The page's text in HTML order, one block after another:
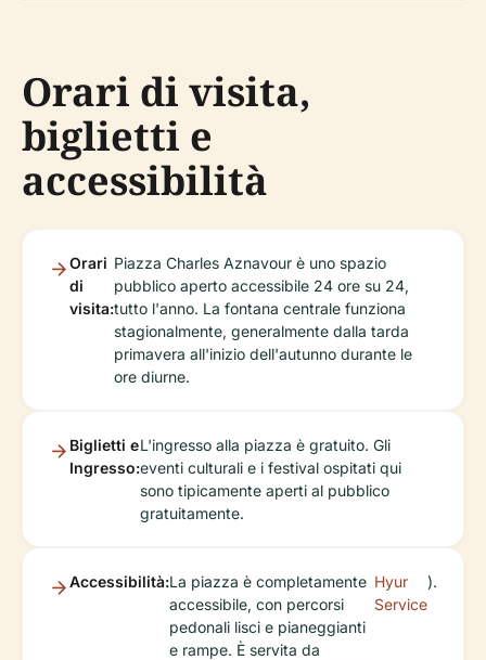
Orari di visita,
biglietti e
accessibilità
Orari
di
visita:
Piazza Charles Aznavour è uno spazio
pubblico aperto accessibile 24 ore su 24,
tutto l'anno. La fontana centrale funziona
stagionalmente, generalmente dalla tarda
primavera all'inizio dell'autunno durante le
ore diurne.
Biglietti e
Ingresso:
L'ingresso alla piazza è gratuito. Gli
eventi culturali e i festival ospitati qui
sono tipicamente aperti al pubblico
gratuitamente.
Accessibilità:La piazza è completamente
accessibile, con percorsi
pedonali lisci e pianeggianti
e rampe. È servita da
Hyur
Service
).